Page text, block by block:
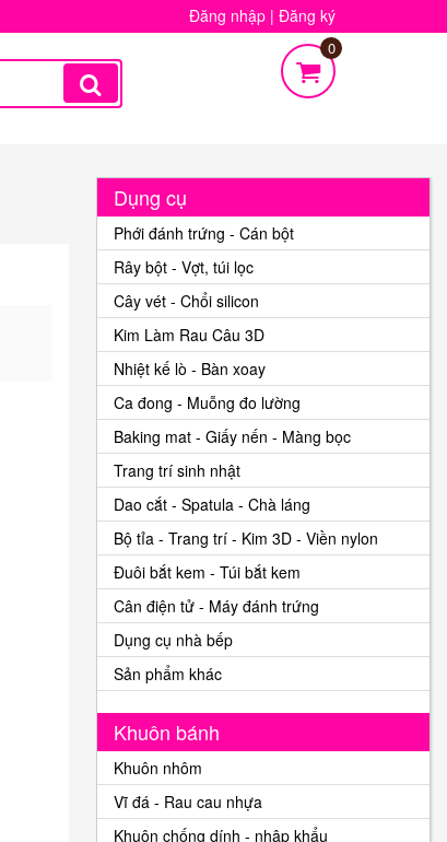
Đăng nhập | Đăng ký
0
Dụng cụ
Phới đánh trứng - Cán bột
Rây bột - Vợt, túi lọc
Cây vét - Chổi silicon
Kim Làm Rau Câu 3D
Nhiệt kế lò - Bàn xoay
Ca đong - Muỗng đo lường
Baking mat - Giấy nến - Màng bọc
Trang trí sinh nhật
Dao cắt - Spatula - Chà láng
Bộ tỉa - Trang trí - Kim 3D - Viền nylon
Đuôi bắt kem - Túi bắt kem
Cân điện tử - Máy đánh trứng
Dụng cụ nhà bếp
Sản phẩm khác
Khuôn bánh
Khuôn nhôm
Vĩ đá - Rau cau nhựa
Khuôn chống dính - nhập khẩu